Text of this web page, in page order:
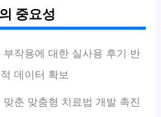
중요성
부작용에 대한 실사용 후기 반
데이터 확보
맞춘 맞춤형 치료법 개발 촉진